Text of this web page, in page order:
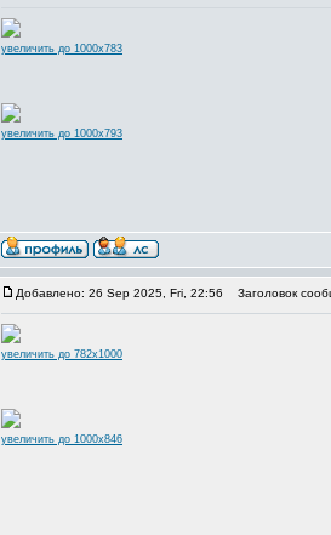
увеличить до 1000x783
увеличить до 1000x793
Добавлено: 26 Sep 2025, Fri, 22:56 Заголовок
увеличить до 782x1000
увеличить до 1000x846